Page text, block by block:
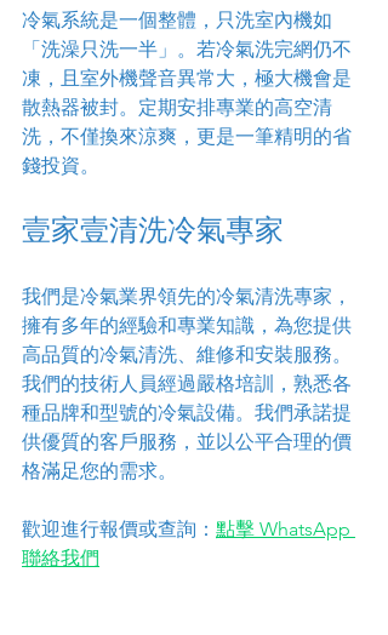
冷氣系統是一個整體，只洗室內機如
「洗澡只洗一半」。若冷氣洗完網仍不
凍，且室外機聲音異常大，極大機會是
散熱器被封。定期安排專業的高空清
洗，不僅換來涼爽，更是一筆精明的省
錢投資。
壹家壹清洗冷氣專家
我們是冷氣業界領先的冷氣清洗專家，
擁有多年的經驗和專業知識，為您提供
高品質的冷氣清洗、維修和安裝服務。
我們的技術人員經過嚴格培訓，熟悉各
種品牌和型號的冷氣設備。我們承諾提
供優質的客戶服務，並以公平合理的價
格滿足您的需求。
歡迎進行報價或查詢： 點擊 WhatsApp
聯絡我們